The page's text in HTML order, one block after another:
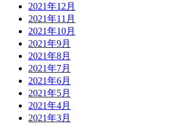
2021年12月
2021年11月
2021年10月
2021年9月
2021年8月
2021年7月
2021年6月
2021年5月
2021年4月
2021年3月